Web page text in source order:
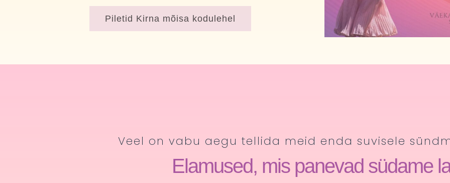
Piletid Kirna mõisa kodulehel
Veel on vabu aegu tellida meid enda suvisele
Elamused, mis panevad südame